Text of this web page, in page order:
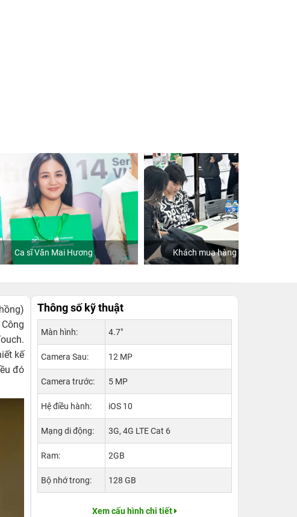
Khách mua hàng tại 24hStore
kế
đó
Thông số kỹ thuật
Màn hình: 4.7"
Camera Sau: 12 MP
Camera trước: 5 MP
Hệ điều hành: iOS 10
Mạng di động: 3G, 4G LTE Cat 6
Ram: 2GB
Bộ nhớ trong: 128 GB
Xem cấu hình chi tiết